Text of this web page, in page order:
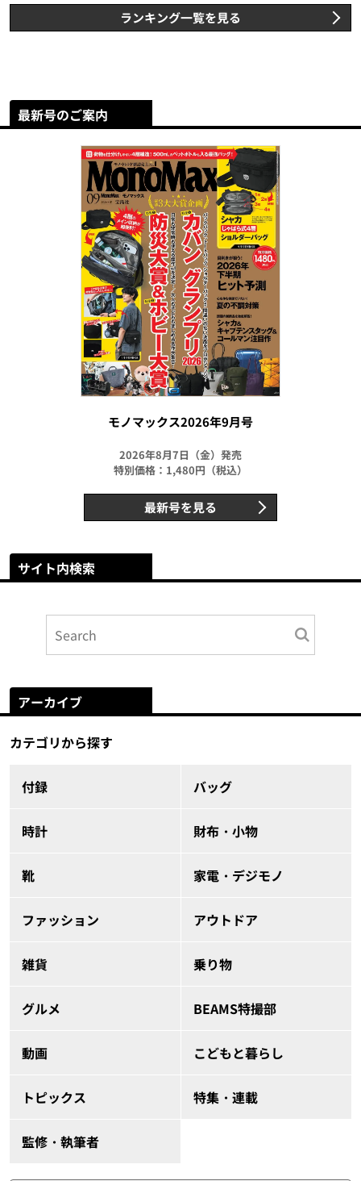
ランキング一覧を見る
最新号のご案内
モノマックス2026年9月号
2026年8月7日（金）発売
特別価格：1,480円（税込）
最新号を見る
サイト内検索
アーカイブ
カテゴリから探す
付録 バッグ
時計 財布・小物
靴 家電・デジモノ
ファッション アウトドア
雑貨 乗り物
グルメ BEAMS特撮部
動画 こどもと暮らし
トピックス 特集・連載
監修・執筆者